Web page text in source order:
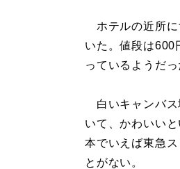
ホテルの近所に
いた。値段は600
っているようだっ
白いキャンバス
いて、かわいい
本でいえば東急
とがない。